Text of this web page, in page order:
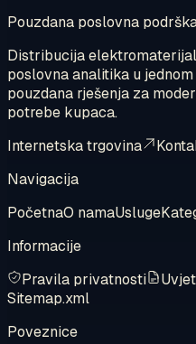
Pouzdana poslovna
Distribucija
poslovna analitika u
pouzdana rješenja za
potrebe kupaca.
Internetska trgovina
Navigacija
PočetnaO namaUsluge
Informacije
Pravila privatnosti
Sitemap.xml
Poveznice